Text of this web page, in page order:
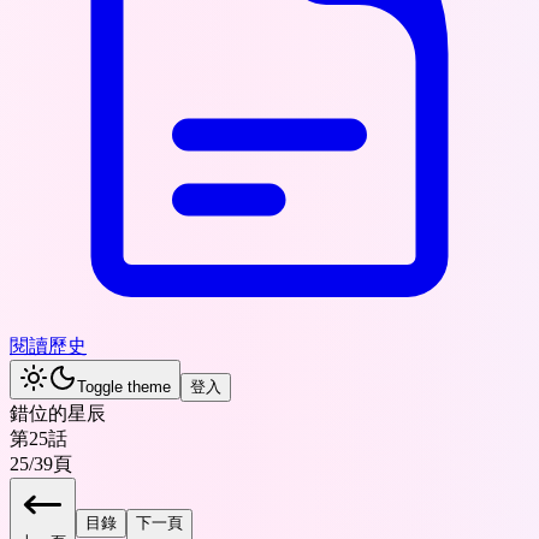
閱讀歷史
Toggle theme 登入
錯位的星辰
第25話
25/39頁
目錄 下一頁